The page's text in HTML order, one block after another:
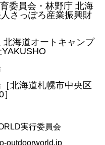
委員会・林野庁 北海
さっぽろ産業振興財
海道オートキャンプ
北海道札幌市中央区
実行委員会
outdoorworld.jp